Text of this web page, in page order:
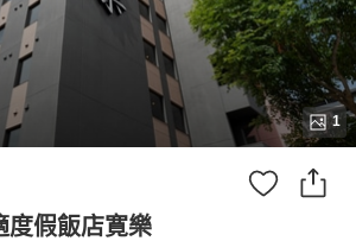
1
度假飯店寛樂